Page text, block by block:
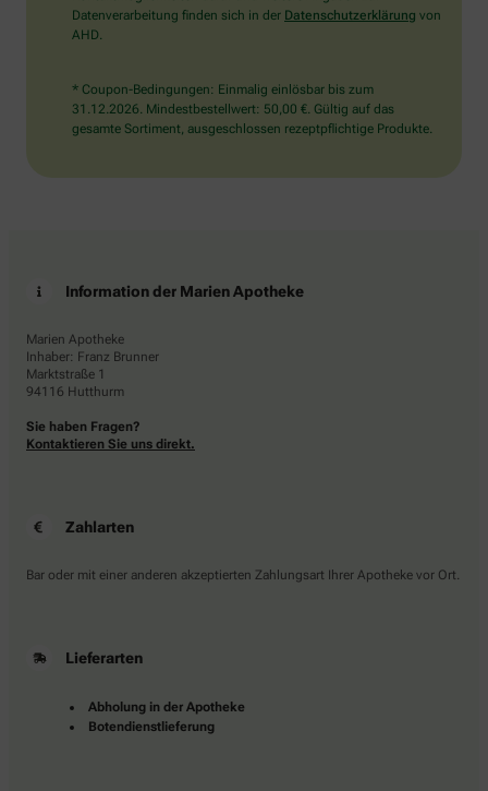
Datenverarbeitung finden sich in der Datenschutzerklärung von
AHD.
* Coupon-Bedingungen: Einmalig einlösbar bis zum
31.12.2026. Mindestbestellwert: 50,00 €. Gültig auf das
gesamte Sortiment, ausgeschlossen rezeptpflichtige Produkte.
Information der Marien Apotheke
Marien Apotheke
Inhaber: Franz Brunner
Marktstraße 1
94116 Hutthurm
Sie haben Fragen?
Kontaktieren Sie uns direkt.
Zahlarten
Bar oder mit einer anderen akzeptierten Zahlungsart Ihrer Apotheke vor Ort.
Lieferarten
Abholung in der Apotheke
Botendienstlieferung